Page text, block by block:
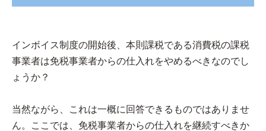
インボイス制度の開始後、本則課税である消費税の課税
事業者は免税事業者からの仕入れをやめるべきなのでし
ょうか？
当然ながら、これは一概に回答できるものではありませ
ん。ここでは、免税事業者からの仕入れを継続すべきか